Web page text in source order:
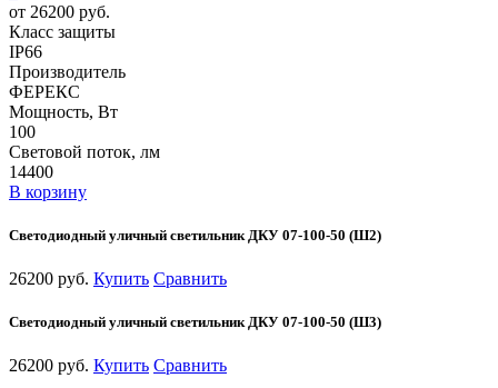
от 26200 руб.
Класс защиты
IP66
Производитель
ФЕРЕКС
Мощность, Вт
100
Световой поток, лм
14400
В корзину
Светодиодный уличный светильник ДКУ 07-100-50 (Ш2)
26200 руб. Купить Сравнить
Светодиодный уличный светильник ДКУ 07-100-50 (Ш3)
26200 руб. Купить Сравнить